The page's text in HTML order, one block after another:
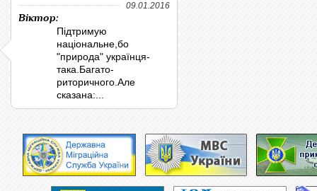
09.01.2016
Віктор:
Підтримую
національне,бо
"природа" українця-
така.Багато-
риторичного.Але
сказана:...